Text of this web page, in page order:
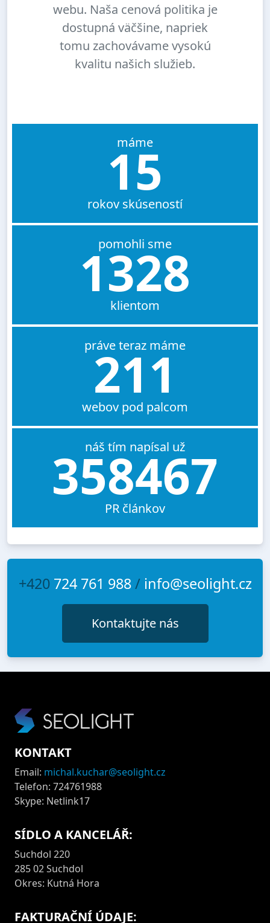
webu. Naša cenová politika je
dostupná väčšine, napriek
tomu zachovávame vysokú
kvalitu našich služieb.
máme
15
rokov skúseností
pomohli sme
1328
klientom
práve teraz máme
211
webov pod palcom
náš tím napísal už
358467
PR článkov
+420 724 761 988/ info@seolight.cz
Kontaktujte nás
KONTAKT
Email: michal.kuchar@seolight.cz
Telefon: 724761988
Skype: Netlink17
SÍDLO A KANCELÁŘ:
Suchdol 220
285 02 Suchdol
Okres: Kutná Hora
FAKTURAČNÍ ÚDAJE: